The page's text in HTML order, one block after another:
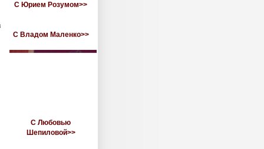
С Юрием Розумом>>
С Владом Маленко>>
С Любовью
Шепиловой>>